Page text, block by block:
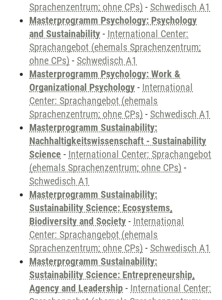
Sprachenzentrum; ohne CPs) - Schwedisch A1
Masterprogramm Psychology: Psychology
and Sustainability - International Center:
Sprachangebot (ehemals Sprachenzentrum;
ohne CPs) - Schwedisch A1
Masterprogramm Psychology: Work &
Organizational Psychology - International
Center: Sprachangebot (ehemals
Sprachenzentrum; ohne CPs) - Schwedisch A1
Masterprogramm Sustainability:
Nachhaltigkeitswissenschaft - Sustainability
Science - International Center: Sprachangebot
(ehemals Sprachenzentrum; ohne CPs) -
Schwedisch A1
Masterprogramm Sustainability:
Sustainability Science: Ecosystems,
Biodiversity and Society - International
Center: Sprachangebot (ehemals
Sprachenzentrum; ohne CPs) - Schwedisch A1
Masterprogramm Sustainability:
Sustainability Science: Entrepreneurship,
Agency and Leadership - International Center: